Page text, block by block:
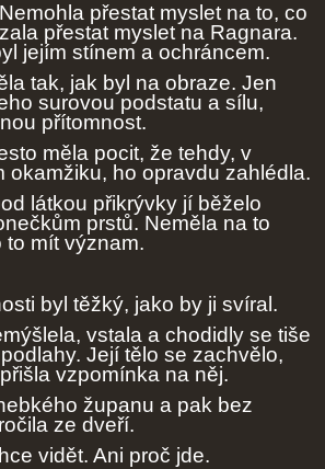
přestat myslet na to, co
přestat myslet na Ragnara.
jejím stínem a ochráncem.
tak, jak byl na obraze. Jen
surovou podstatu a sílu,
přítomnost.
měla pocit, že tehdy, v
okamžiku, ho opravdu zahlédla.
látkou přikrývky jí běželo
prstů. Neměla na to
to mít význam.
byl těžký, jako by ji svíral.
vstala a chodidly se tiše
Její tělo se zachvělo,
vzpomínka na něj.
županu a pak bez
ze dveří.
vidět. Ani proč jde.